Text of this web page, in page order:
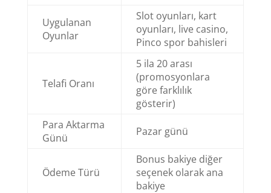
Uygulanan
Oyunlar
Slot oyunları, kart
oyunları, live casino,
Pinco spor bahisleri
Telafi Oranı
5 ila 20 arası
(promosyonlara
göre farklılık
gösterir)
Para Aktarma
Günü
Pazar günü
Ödeme Türü
Bonus bakiye diğer
seçenek olarak ana
bakiye